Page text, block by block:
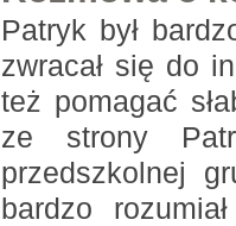
Patryk był
zwracał się do
też pomagać
ze strony
przedszkolnej
bardzo